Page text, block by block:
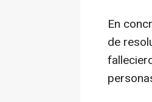
En
de